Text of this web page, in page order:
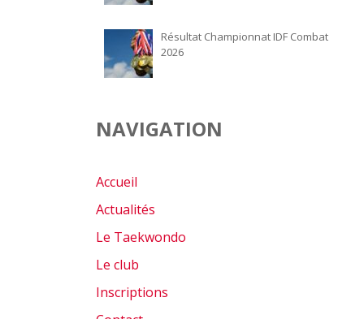
Résultat Championnat IDF Combat
2026
NAVIGATION
Accueil
Actualités
Le Taekwondo
Le club
Inscriptions